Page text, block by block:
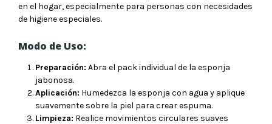
en el hogar, especialmente para personas con necesidades
de higiene especiales.
Modo de Uso:
Preparación: Abra el pack individual de la esponja
jabonosa.
Aplicación: Humedezca la esponja con agua y aplique
suavemente sobre la piel para crear espuma.
Limpieza: Realice movimientos circulares suaves